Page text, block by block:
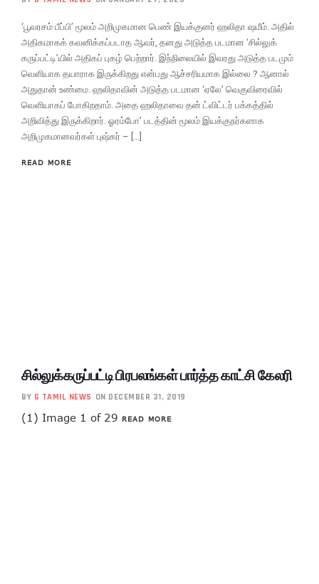
‘பூவரசம் பீப்பி’ மூலம் அறிமுகமான பெண் இயக்குனர் ஹலிதா ஷமீம். அதில்
அதிகமாகக் கவனிக்கப்படாத ஆவர், தனது அடுத்த படமான ‘சில்லுக்
கருப்பட்டி’யில் அதிகப் புகழ் பெற்றார். இந்நிலையில் இவரது அடுத்த படமும்
வெளியாக தயாராக இருக்கிறது என்பது ஆச்சரியமாக இல்லை ? ஆனால்
அதுதான் உண்மை. ஹலிதாவின் அடுத்த படமான ‘ஏலே’ வெகுவிரைவில்
வெளியாகப் போகிறதாம். அதை ஹலிதாவை தன் ட்விட்டர் பக்கத்தில்
அறிவித்து இருக்கிறார். ஓரம்போ’ படத்தின் மூலம் இயக்குநர்களாக
அறிமுகமானவர்கள் புஷ்கர் – […]
READ MORE
சில்லுக்கருப்பட்டி பிரபலங்கள் பார்த்த காட்சி கேலரி
BY G TAMIL NEWS ON DECEMBER 31, 2019
(1) Image 1 of 29 READ MORE